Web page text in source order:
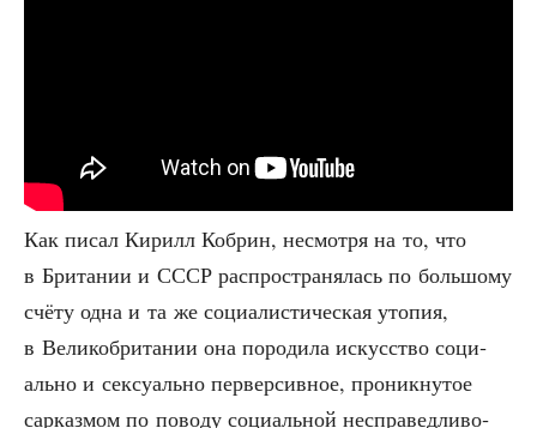
Как писал Кирилл Кобрин, несмот­ря на то, что
в Бри­та­нии и СССР рас­про­стра­ня­лась по боль­шо­му
счё­ту одна и та же соци­а­ли­сти­че­ская уто­пия,
в Вели­ко­бри­та­нии она поро­ди­ла искус­ство соци­
аль­но и сек­су­аль­но пер­вер­сив­ное, про­ник­ну­тое
сар­каз­мом по пово­ду соци­аль­ной неспра­вед­ли­во­